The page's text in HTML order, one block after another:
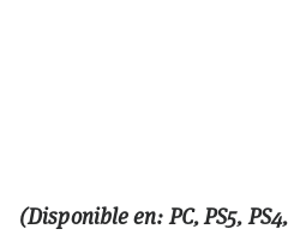
(Disponible en: PC, PS5,